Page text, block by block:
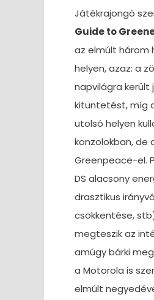
Játékrajongó
Guide to
az elmúlt három
helyen, azaz: a
napvilágra került
kitüntetést, míg
utolsó helyen
konzolokban,
Greenpeace-el.
DS alacsony
drasztikus
csökkentése,
megteszik az
amúgy bárki
a Motorola is
elmúlt